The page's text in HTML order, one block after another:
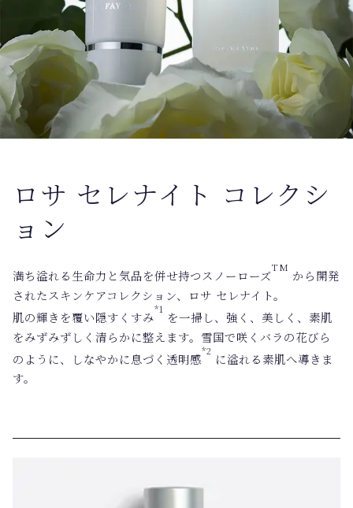
ロサ セレナイト コレクシ
ョン
満ち溢れる生命力と気品を併せ持つスノーローズTM から開発
されたスキンケアコレクション、ロサ セレナイト。
肌の輝きを覆い隠すくすみ*1 を一掃し、強く、美しく、素肌
をみずみずしく清らかに整えます。雪国で咲くバラの花びら
のように、しなやかに息づく透明感*2 に溢れる素肌へ導きま
す。